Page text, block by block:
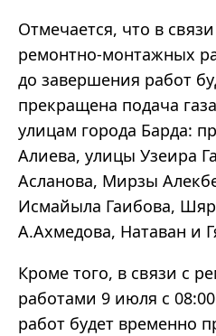
Отмечается, что в
ремонтно-монтажных
до завершения работ
прекращена подача
улицам города Барда:
Алиева, улицы Узеира
Асланова, Мирзы
Исмайыла Гаибова,
А.Ахмедова, Натаван и
Кроме того, в связи с
работами 9 июля с
работ будет временно